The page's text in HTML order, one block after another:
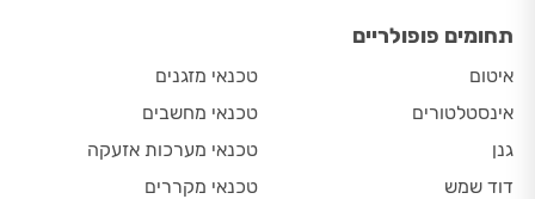
תחומים פופולריים
איטום
אינסטלטורים
גנן
דוד שמש
טכנאי מזגנים
טכנאי מחשבים
טכנאי מערכות אזעקה
טכנאי מקררים